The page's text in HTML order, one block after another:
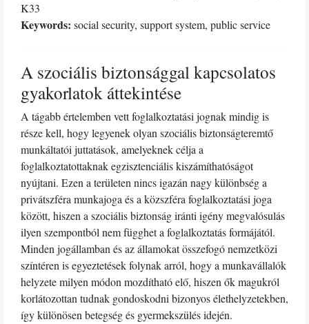
K33
Keywords: social security, support system, public service
A szociális biztonsággal kapcsolatos
gyakorlatok áttekintése
A tágabb értelemben vett foglalkoztatási jognak mindig is
része kell, hogy legyenek olyan szociális biztonságteremtő
munkáltatói juttatások, amelyeknek célja a
foglalkoztatottaknak egzisztenciális kiszámíthatóságot
nyújtani. Ezen a területen nincs igazán nagy különbség a
privátszféra munkajoga és a közszféra foglalkoztatási joga
között, hiszen a szociális biztonság iránti igény megvalósulás
ilyen szempontból nem függhet a foglalkoztatás formájától.
Minden jogállamban és az államokat összefogó nemzetközi
színtéren is egyeztetések folynak arról, hogy a munkavállalók
helyzete milyen módon mozdítható elő, hiszen ők magukról
korlátozottan tudnak gondoskodni bizonyos élethelyzetekben,
így különösen betegség és gyermekszülés idején.